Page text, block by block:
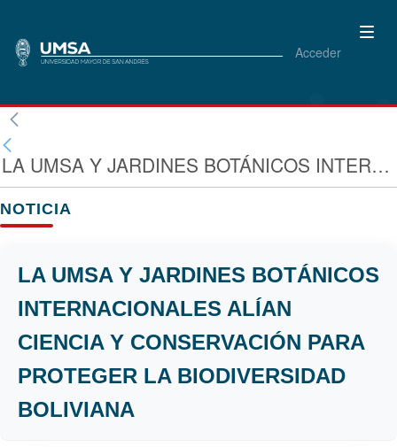
Acceder
LA UMSA Y JARDINES BOTÁNICOS INTERNACIONALES ALÍAN CIENCIA Y CONSERVACIÓN PARA PROTEGER LA BIODIVERSIDAD BOLIVIANA
NOTICIA
LA UMSA Y JARDINES BOTÁNICOS
INTERNACIONALES ALÍAN
CIENCIA Y CONSERVACIÓN PARA
PROTEGER LA BIODIVERSIDAD
BOLIVIANA